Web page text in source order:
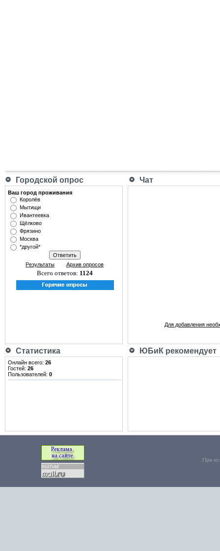
Городской опрос Чат
Ваш город проживания
Королёв
Мытищи
Ивантеевка
Щёлково
Фрязино
Москва
*другой*
Результаты Архив опросов
Всего ответов: 1124
Для добавления
Статистика ЮБиК рекомендует
Онлайн всего: 26
Гостей: 26
Пользователей: 0
При